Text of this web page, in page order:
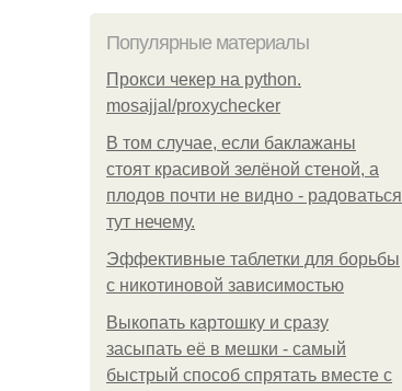
Популярные материалы
Прокси чекер на python.
mosajjal/proxychecker
В том случае, если баклажаны
стоят красивой зелёной стеной, а
плодов почти не видно - радоваться
тут нечему.
Эффективные таблетки для борьбы
с никотиновой зависимостью
Выкопать картошку и сразу
засыпать её в мешки - самый
быстрый способ спрятать вместе с